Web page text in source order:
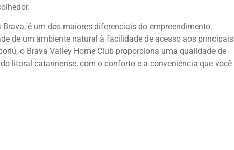
é um dos maiores diferenciais do empreendimento.
de um ambiente natural à facilidade de acesso aos principais
o Brava Valley Home Club proporciona uma qualidade de
litoral catarinense, com o conforto e a conveniência que você